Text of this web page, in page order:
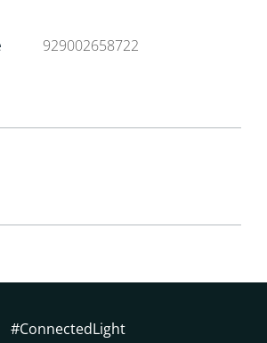
929002658722
#ConnectedLight